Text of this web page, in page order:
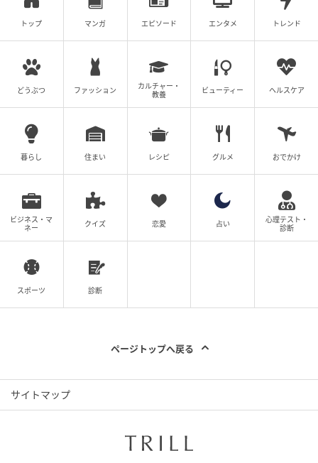
トップ マンガ エピソード エンタメ トレンド
どうぶつ ファッション
カルチャー・
教養
ビューティー ヘルスケア
暮らし 住まい レシピ グルメ おでかけ
ビジネス・マ
ネー
クイズ 恋愛 占い
心理テスト・
診断
スポーツ 診断
ページトップへ戻る
サイトマップ